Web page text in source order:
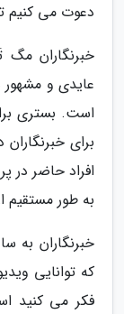
دعوت می کنیم
خبرنگاران
عایدی و
است. بستری
برای
افراد حاضر در
به طور مستقیم
خبرنگاران به
که توانایی
فکر می کنید